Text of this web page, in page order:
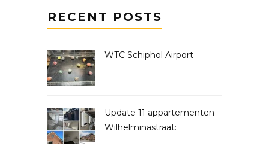
RECENT POSTS
WTC Schiphol Airport
Update 11 appartementen
Wilhelminastraat: